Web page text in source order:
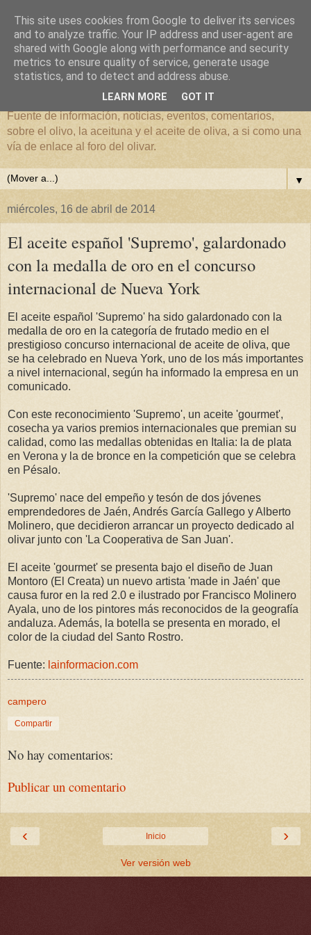
El mundo del Olivar
Fuente de información, noticias, eventos, comentarios,
sobre el olivo, la aceituna y el aceite de oliva, a si como una
vía de enlace al foro del olivar.
▼
miércoles, 16 de abril de 2014
El aceite español 'Supremo', galardonado
con la medalla de oro en el concurso
internacional de Nueva York
El aceite español 'Supremo' ha sido galardonado con la
medalla de oro en la categoría de frutado medio en el
prestigioso concurso internacional de aceite de oliva, que
se ha celebrado en Nueva York, uno de los más importantes
a nivel internacional, según ha informado la empresa en un
comunicado.
Con este reconocimiento 'Supremo', un aceite 'gourmet',
cosecha ya varios premios internacionales que premian su
calidad, como las medallas obtenidas en Italia: la de plata
en Verona y la de bronce en la competición que se celebra
en Pésalo.
'Supremo' nace del empeño y tesón de dos jóvenes
emprendedores de Jaén, Andrés García Gallego y Alberto
Molinero, que decidieron arrancar un proyecto dedicado al
olivar junto con 'La Cooperativa de San Juan'.
El aceite 'gourmet' se presenta bajo el diseño de Juan
Montoro (El Creata) un nuevo artista 'made in Jaén' que
causa furor en la red 2.0 e ilustrado por Francisco Molinero
Ayala, uno de los pintores más reconocidos de la geografía
andaluza. Además, la botella se presenta en morado, el
color de la ciudad del Santo Rostro.
Fuente: lainformacion.com
campero
Compartir
No hay comentarios:
Publicar un comentario
‹ ›
Inicio
Ver versión web
This site uses cookies from Google to deliver its services
and to analyze traffic. Your IP address and user-agent are
shared with Google along with performance and security
metrics to ensure quality of service, generate usage
statistics, and to detect and address abuse.
LEARN MORE GOT IT